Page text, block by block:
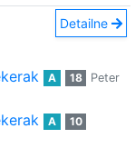
Detailne
A 18
Peter
A
10